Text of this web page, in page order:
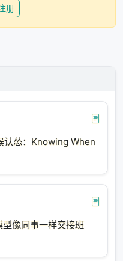
无限的宇宙。
函数不是必需的
考了很久。
），在不同条件下：
册
认怂：Knowing When
像同事一样交接班